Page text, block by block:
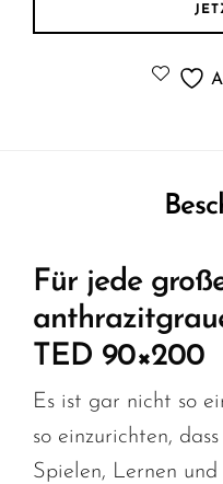
Für jede
TED 90×200
Es ist gar nicht so
so einzurichten,
Spielen, Lernen